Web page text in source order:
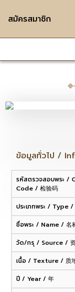
สมัครสมาชิก
ข้อมูลทั่วไป /
รหัสตรวจสอบพระ /
Code / 检验码
ประเภทพระ / Type /
ชื่อพระ / Name / 名
วัด/กรุ / Source /
เนื้อ / Texture / 质
ปี / Year / 年